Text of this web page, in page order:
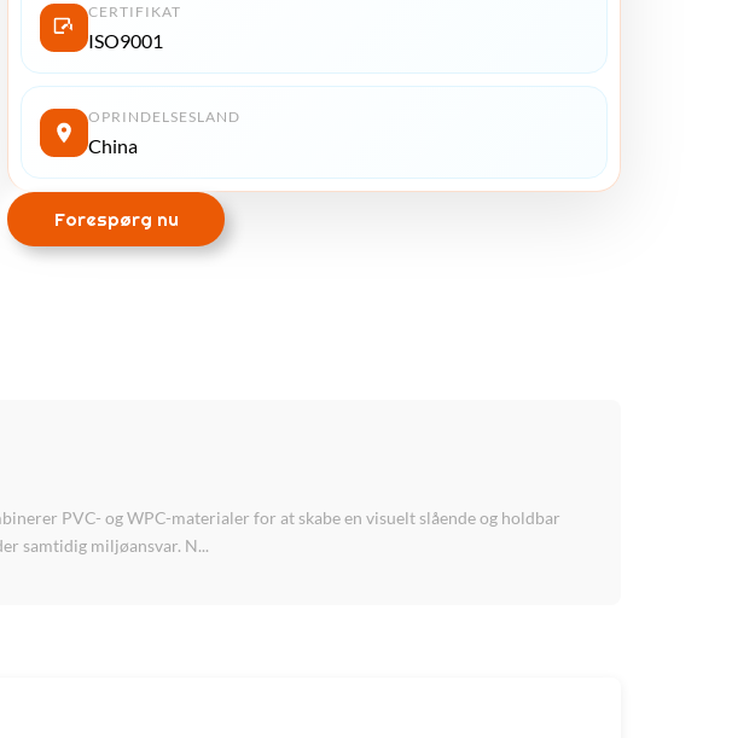
CERTIFIKAT
ISO9001
OPRINDELSESLAND
China
Forespørg nu
PVC- og WPC-materialer for at skabe en visuelt slående og holdbar
samtidig miljøansvar. N...